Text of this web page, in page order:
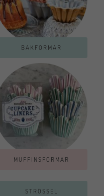
BAKFORMAR
MUFFINSFORMAR
STRÖSSEL